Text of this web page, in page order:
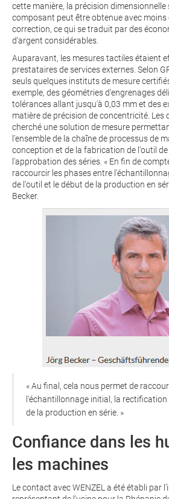
cette manière, la précision dimensionnelle
composant peut être obtenue avec moins
correction, ce qui se traduit par des
d'argent considérables.
Auparavant, les mesures tactiles étaient
prestataires de services externes. Selon
seuls quelques instituts de mesure
exemple, des géométries d'engrenages
tolérances allant jusqu'à 0,03 mm et des
matière de précision de concentricité. Les
cherché une solution de mesure
l'ensemble de la chaîne de processus de
conception et de la fabrication de l'outil
l'approbation des séries. « En fin de
raccourcir les phases entre
de l'outil et le début de la production en
Becker.
« Au final, cela nous permet de
l'échantillonnage initial, la rectification
de la production en série. »
Confiance dans les
les machines
Le contact avec WENZEL a été établi par